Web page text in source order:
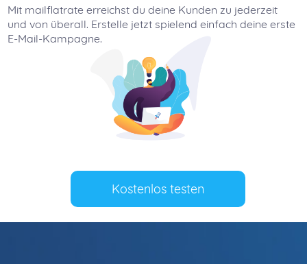
Kostenlos testen
Mit mailflatrate erreichst du deine Kunden zu jederzeit
und von überall. Erstelle jetzt spielend einfach deine erste
E-Mail-Kampagne.